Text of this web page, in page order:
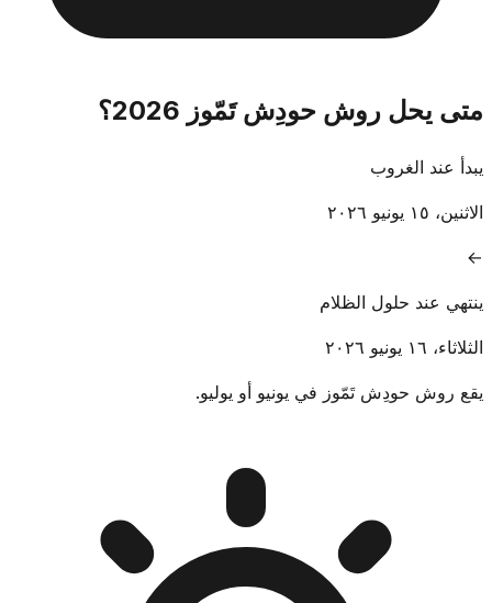
متى يحل روش حودِش تَمّوز 2026؟
يبدأ عند الغروب
الاثنين، ١٥ يونيو ٢٠٢٦
→
ينتهي عند حلول الظلام
الثلاثاء، ١٦ يونيو ٢٠٢٦
يقع روش حودِش تَمّوز في يونيو أو يوليو.